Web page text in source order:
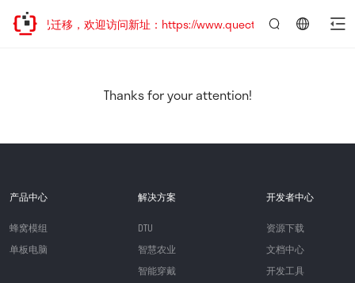
站地址已迁移，欢迎访问新址：https://www.quectel.com.cn
Thanks for your attention!
产品中心
蜂窝模组
单板电脑
解决方案
DTU
智慧农业
智能穿戴
开发者中心
资源下载
文档中心
开发工具